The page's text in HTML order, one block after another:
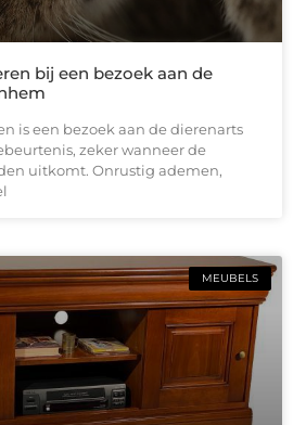
bij een bezoek aan de
is een bezoek aan de dierenarts
zeker wanneer de
uitkomt. Onrustig ademen,
MEUBELS